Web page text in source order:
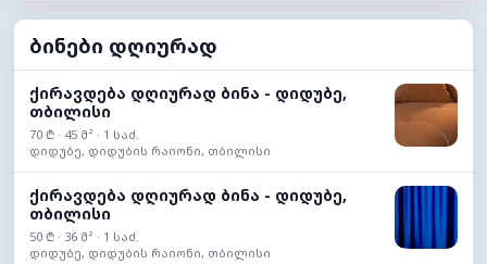
ბინები დღიურად
ქირავდება დღიურად ბინა - დიდუბე,
თბილისი
70 ₾ · 45 მ² · 1 საძ.
დიდუბე, დიდუბის რაიონი, თბილისი
ქირავდება დღიურად ბინა - დიდუბე,
თბილისი
50 ₾ · 36 მ² · 1 საძ.
დიდუბე, დიდუბის რაიონი, თბილისი